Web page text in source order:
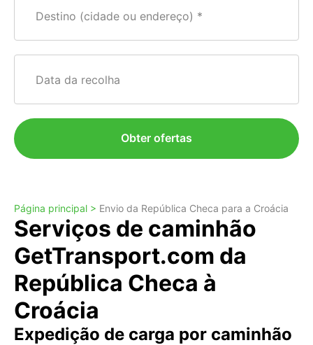
Destino (cidade ou endereço)
Data da recolha
Obter ofertas
Página principal > Envio da República Checa para a Croácia
Serviços de caminhão
GetTransport.com da
República Checa à
Croácia
Expedição de carga por caminhão